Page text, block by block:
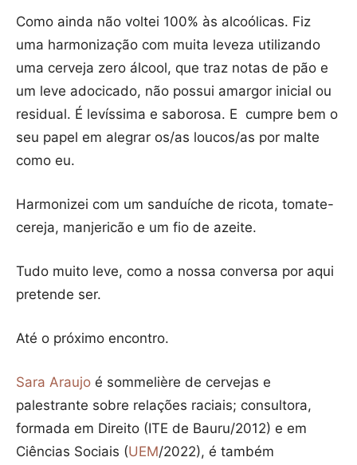
Como ainda não voltei 100% às alcoólicas. Fiz
uma harmonização com muita leveza utilizando
uma cerveja zero álcool, que traz notas de pão e
um leve adocicado, não possui amargor inicial ou
residual. É levíssima e saborosa. E cumpre bem o
seu papel em alegrar os/as loucos/as por malte
como eu.
Harmonizei com um sanduíche de ricota, tomate-
cereja, manjericão e um fio de azeite.
Tudo muito leve, como a nossa conversa por aqui
pretende ser.
Até o próximo encontro.
Sara Araujo é sommelière de cervejas e
palestrante sobre relações raciais; consultora,
formada em Direito (ITE de Bauru/2012) e em
Ciências Sociais (UEM/2022), é também